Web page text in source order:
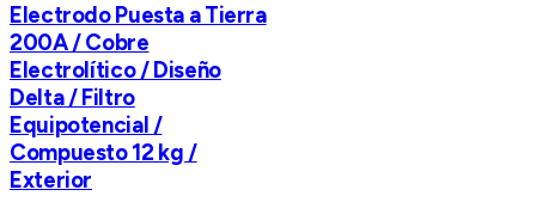
Electrodo Puesta a Tierra
200A / Cobre
Electrolítico / Diseño
Delta / Filtro
Equipotencial /
Compuesto 12 kg /
Exterior